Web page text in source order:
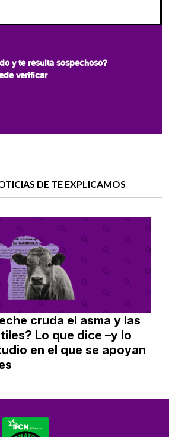
y te resulta sospechoso?
verificar
DE TE EXPLICAMOS
cruda el asma y las
Lo que dice –y lo
en el que se apoyan